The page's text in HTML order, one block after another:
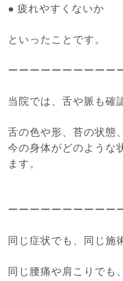
● 疲れやすくないか
といったことです。
ーーーーーーーーーー
当院では、舌や脈も確
舌の色や形、苔の状態
今の身体がどのような
ます。
ーーーーーーーーーー
同じ症状でも、同じ施
同じ腰痛や肩こりでも